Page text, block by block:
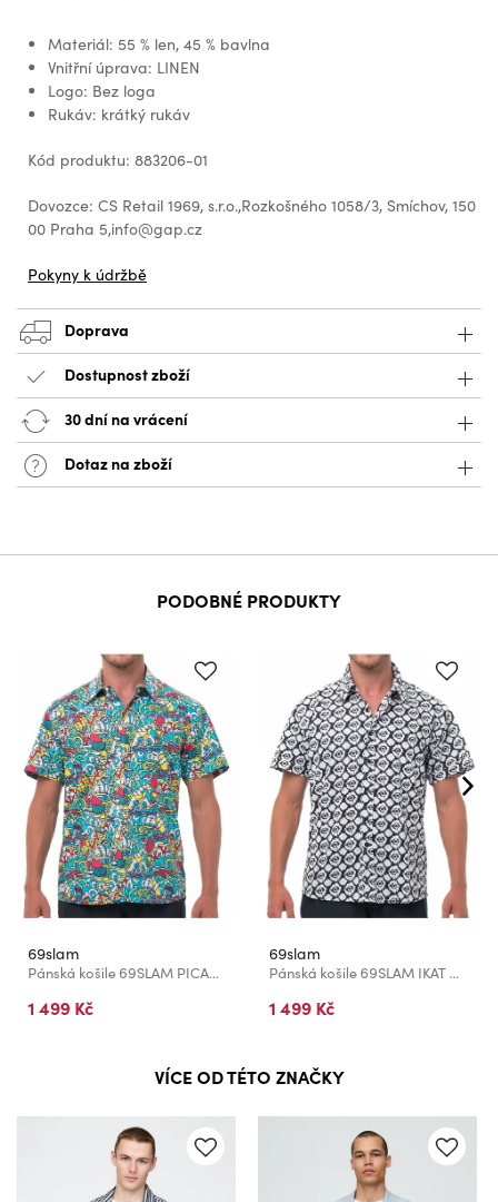
Materiál: 55 % len, 45 % bavlna
Vnitřní úprava: LINEN
Logo: Bez loga
Rukáv: krátký rukáv
Kód produktu: 883206-01
Dovozce: CS Retail 1969, s.r.o.,Rozkošného 1058/3, Smíchov, 150
00 Praha 5,info@gap.cz
Pokyny k údržbě
Doprava
Dostupnost zboží
30 dní na vrácení
Dotaz na zboží
PODOBNÉ PRODUKTY
69slam
Pánská košile 69SLAM PICASUMMER
1 499 Kč
69slam
Pánská košile 69SLAM IKAT DIAMOND
1 499 Kč
VÍCE OD TÉTO ZNAČKY